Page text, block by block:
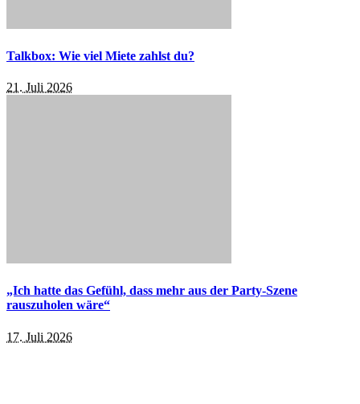
Talkbox: Wie viel Miete zahlst du?
21. Juli 2026
„Ich hatte das Gefühl, dass mehr aus der Party-Szene
rauszuholen wäre“
17. Juli 2026